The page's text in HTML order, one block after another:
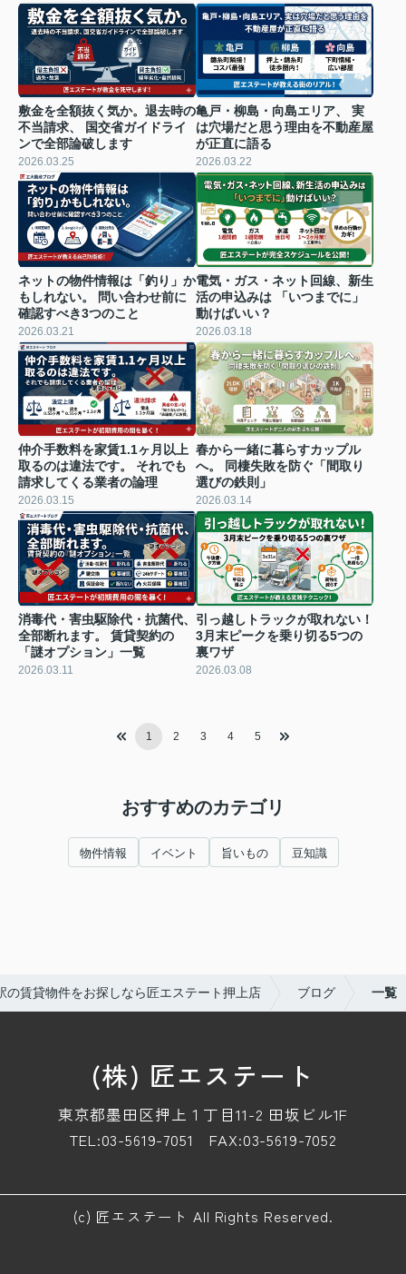
敷金を全額抜く気か。退去時の
不当請求、 国交省ガイドライ
ンで全部論破します
2026.03.25
亀戸・柳島・向島エリア、 実
は穴場だと思う理由を不動産屋
が正直に語る
2026.03.22
ネットの物件情報は「釣り」か
もしれない。 問い合わせ前に
確認すべき3つのこと
2026.03.21
電気・ガス・ネット回線、新生
活の申込みは 「いつまでに」
動けばいい？
2026.03.18
仲介手数料を家賃1.1ヶ月以上
取るのは違法です。 それでも
請求してくる業者の論理
2026.03.15
春から一緒に暮らすカップル
へ。 同棲失敗を防ぐ「間取り
選びの鉄則」
2026.03.14
消毒代・害虫駆除代・抗菌代、
全部断れます。 賃貸契約の
「謎オプション」一覧
2026.03.11
引っ越しトラックが取れない！
3月末ピークを乗り切る5つの
裏ワザ
2026.03.08
1 2 3 4 5
おすすめのカテゴリ
物件情報 イベント 旨いもの 豆知識
の賃貸物件をお探しなら匠エステート押上店 ブログ 一覧
(株) 匠エステート
東京都墨田区押上１丁目11-2 田坂ビル1F
TEL:03-5619-7051 FAX:03-5619-7052
(c) 匠エステート All Rights Reserved.